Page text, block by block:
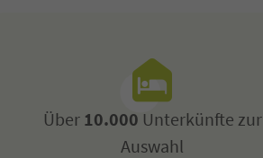
Über10.000 Unterkünfte zur
Auswahl